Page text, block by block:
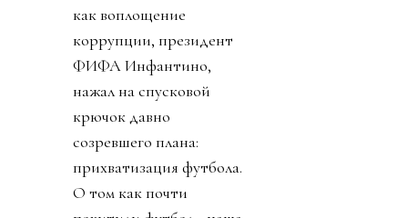
как воплощение
коррупции, президент
ФИФА Инфантино,
нажал на спусковой
крючок давно
созревшего плана:
прихватизация футбола.
О том как почти